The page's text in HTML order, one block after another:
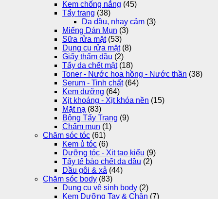
Kem chống nắng (45)
Tẩy trang (38)
Da dầu, nhạy cảm (3)
Miếng Dán Mụn (3)
Sữa rửa mặt (53)
Dụng cụ rửa mặt (8)
Giấy thấm dầu (2)
Tẩy da chết mặt (18)
Toner - Nước hoa hồng - Nước thần (38)
Serum - Tinh chất (64)
Kem dưỡng (64)
Xịt khoáng - Xịt khóa nền (15)
Mặt nạ (83)
Bông Tẩy Trang (9)
Chấm mụn (1)
Chăm sóc tóc (61)
Kem ủ tóc (6)
Dưỡng tóc - Xịt tạo kiểu (9)
Tẩy tế bào chết da đầu (2)
Dầu gôi & xả (44)
Chăm sóc body (83)
Dụng cụ vệ sinh body (2)
Kem Dưỡng Tay & Chân (7)